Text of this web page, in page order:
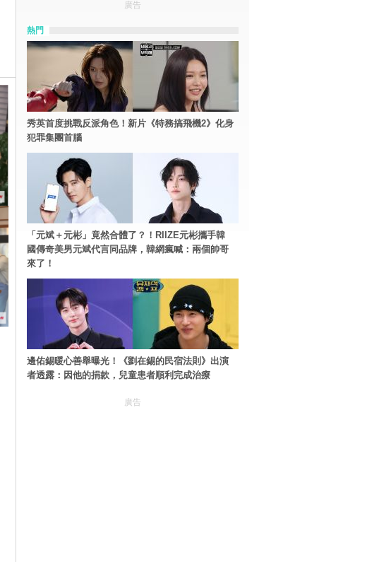
廣告
熱門
秀英首度挑戰反派角色！新片《特務搞飛機2》化身
犯罪集團首腦
「元斌＋元彬」竟然合體了？！RIIZE元彬攜手韓
國傳奇美男元斌代言同品牌，韓網瘋喊：兩個帥哥
來了！
邊佑錫暖心善舉曝光！《劉在錫的民宿法則》出演
者透露：因他的捐款，兒童患者順利完成治療
廣告